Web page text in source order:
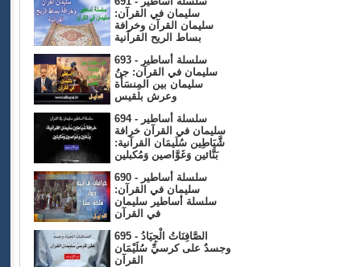
سليمان في القرآن:
سليمان القرآن وخرافة
بساط الريح القرآنية
3,562 views | 3 years ago
693 - سلسلة أساطير
سليمان في القرآن: جنُ
سليمان بين المِنسَأَة
وعرش بلقيس
3,662 views | 3 years ago
694 - سلسلة أساطير
سليمان في القرآن خرافة
شَّيَاطِين سُلَيمَان القرآنية:
بَنَّائين وَغَوَّاصين وَمُكبلين
4,317 views | 3 years ago
690 - سلسلة أساطير
سليمان في القرآن:
سلسلة أساطير سليمان
في القرآن
3,590 views | 3 years ago
695 - الصَّافِنَاتُ الْجِيَادُ
وجسدٌ على كرسيِّ سُلَيْمَان
القرآن